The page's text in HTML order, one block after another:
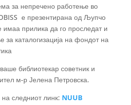
за непречено работење во
е презентирана од Љупчо
имаа прилика да го проследат и
за каталогизација на фондот на
библиотекар советник и
м-р Јелена Петровска.
следниот линк: NUUB